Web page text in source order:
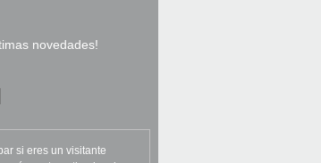
novedades!
si eres un visitante